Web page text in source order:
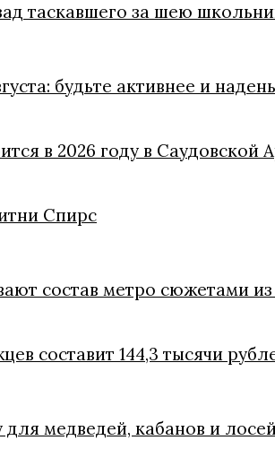
таскавшего за шею
будьте активнее и
в 2026 году в Саудовской
Спирс
состав метро сюжетами из
составит 144,3 тысячи
медведей, кабанов и